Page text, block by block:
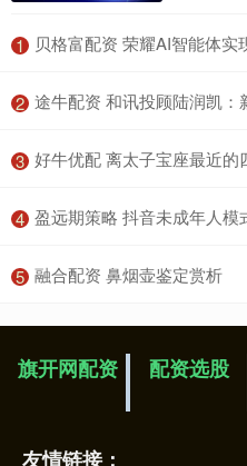
1 贝格富配资 荣耀AI智能体实
2 途牛配资 和讯投顾陆润凯：
3 好牛优配 离太子宝座最近的四大王
4 盈远期策略 抖音未成年人模
5 ​融合配资 鼻烟壶鉴定赏析
旗开网配资 配资选股
友情链接：